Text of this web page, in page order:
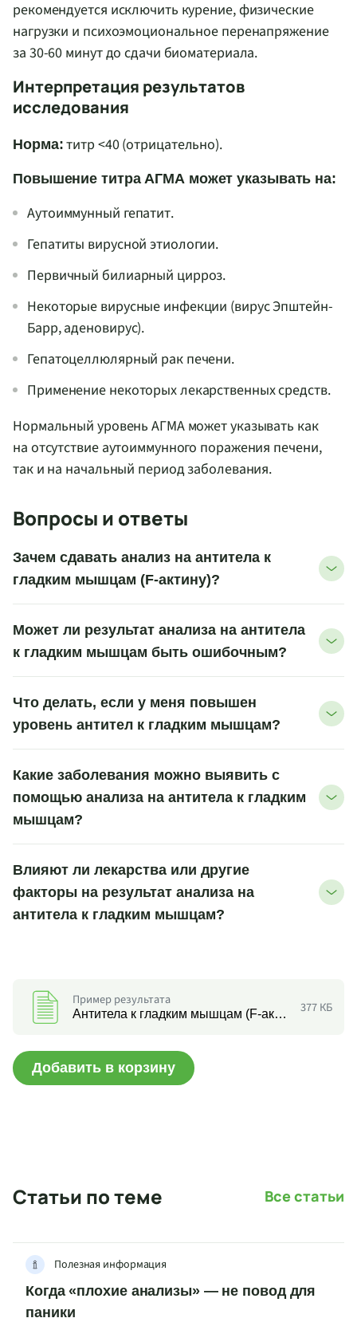
рекомендуется исключить курение, физические
нагрузки и психоэмоциональное перенапряжение
за 30-60 минут до сдачи биоматериала.
Интерпретация результатов
исследования
Норма: титр <40 (отрицательно).
Повышение титра АГМА может указывать на:
Аутоиммунный гепатит.
Гепатиты вирусной этиологии.
Первичный билиарный цирроз.
Некоторые вирусные инфекции (вирус Эпштейн-
Барр, аденовирус).
Гепатоцеллюлярный рак печени.
Применение некоторых лекарственных средств.
Нормальный уровень АГМА может указывать как
на отсутствие аутоиммунного поражения печени,
так и на начальный период заболевания.
Вопросы и ответы
Зачем сдавать анализ на антитела к
гладким мышцам (F-актину)?
Может ли результат анализа на антитела
к гладким мышцам быть ошибочным?
Что делать, если у меня повышен
уровень антител к гладким мышцам?
Какие заболевания можно выявить с
помощью анализа на антитела к гладким
мышцам?
Влияют ли лекарства или другие
факторы на результат анализа на
антитела к гладким мышцам?
Пример результата
Антитела к гладким мышцам (F-актину) 377 КБ
Добавить в корзину
Статьи по теме Все статьи
Полезная информация
Когда «плохие анализы» — не повод для
паники